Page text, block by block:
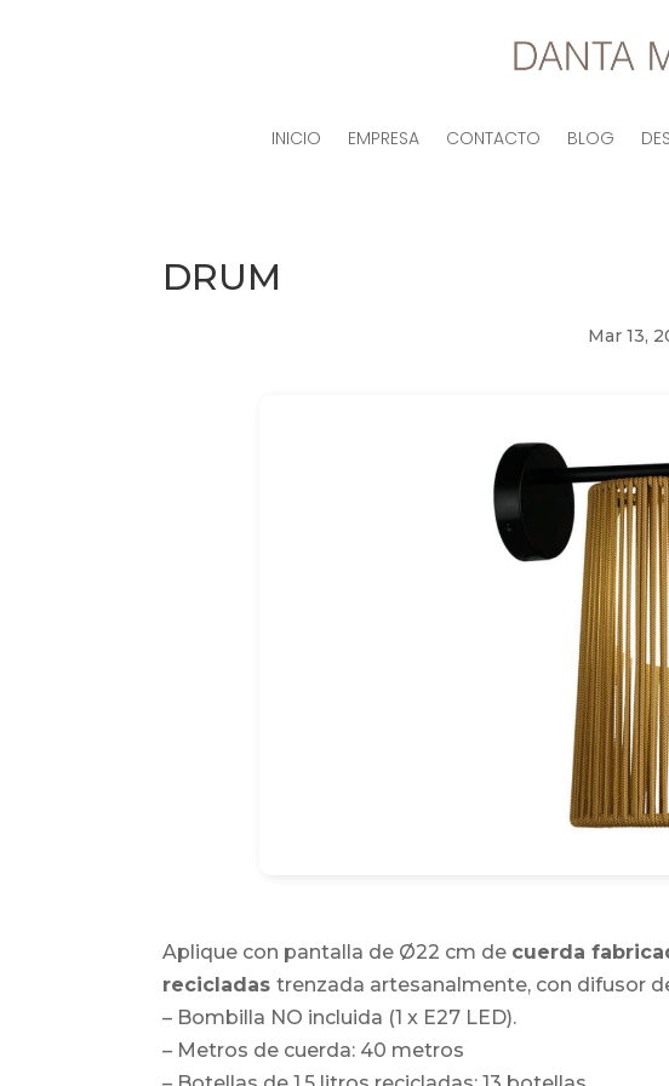
INICIO EMPRESA CONTACTO BLOG
DRUM
Mar 13,
Aplique con pantalla de Ø22 cm de cuerda
recicladas trenzada artesanalmente, con difusor
– Bombilla NO incluida (1 x E27 LED).
– Metros de cuerda: 40 metros